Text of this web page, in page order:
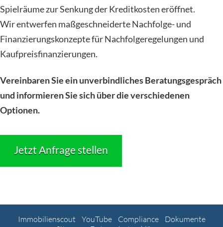
Spielräume zur Senkung der Kreditkosten eröffnet.
Wir entwerfen maßgeschneiderte Nachfolge- und
Finanzierungskonzepte für Nachfolgeregelungen und
Kaufpreisfinanzierungen.
Vereinbaren Sie ein unverbindliches Beratungsgespräch
und informieren Sie sich über die verschiedenen
Optionen.
Jetzt Anfrage stellen
Immobilienscout YouTube Compliance
Dokumente